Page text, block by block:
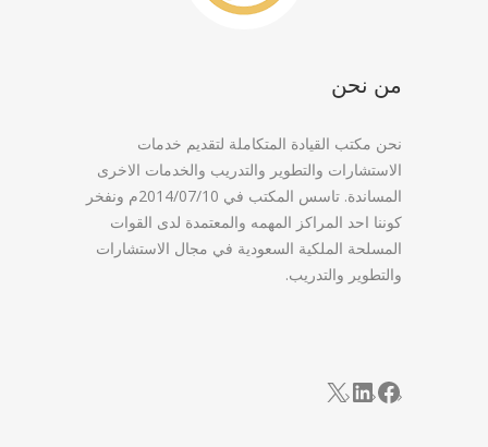
من نحن
نحن مكتب القيادة المتكاملة لتقديم خدمات
الاستشارات والتطوير والتدريب والخدمات الاخرى
المساندة. تاسس المكتب في 2014/07/10م ونفخر
كوننا احد المراكز المهمه والمعتمدة لدى القوات
المسلحة الملكية السعودية في مجال الاستشارات
والتطوير والتدريب.
Facebook
LinkedIn
X